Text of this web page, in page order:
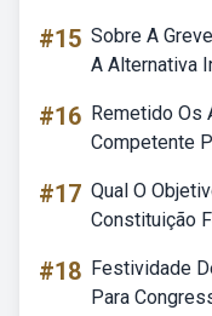
#15 Sobre A
A Alternativa
#16 Remetido Os
Competente
#17 Qual O
Constituição
#18 Festividade
Para